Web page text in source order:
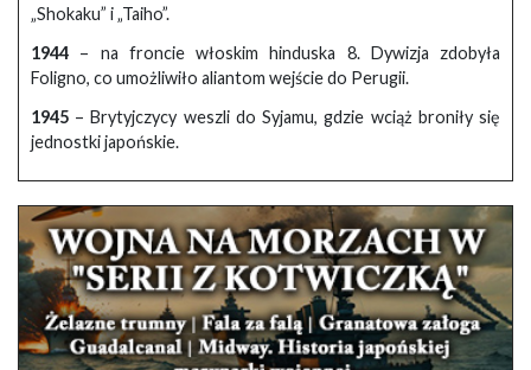
„Shokaku” i „Taiho”.
1944 – na froncie włoskim hinduska 8. Dywizja zdobyła
Foligno, co umożliwiło aliantom wejście do Perugii.
1945 – Brytyjczycy weszli do Syjamu, gdzie wciąż broniły się
jednostki japońskie.